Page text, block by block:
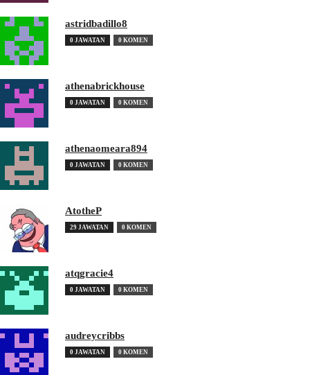
astridbadillo8
0 JAWATAN 0 KOMEN
athenabrickhouse
0 JAWATAN 0 KOMEN
athenaomeara894
0 JAWATAN 0 KOMEN
AtotheP
29 JAWATAN 0 KOMEN
atqgracie4
0 JAWATAN 0 KOMEN
audreycribbs
0 JAWATAN 0 KOMEN